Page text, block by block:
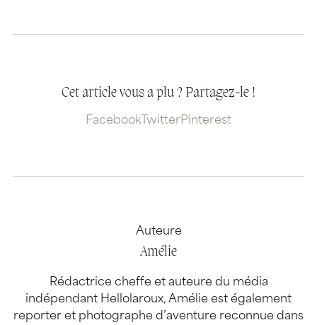
Cet article vous a plu ? Partagez-le !
Facebook TwitterPinterest
Auteure
Amélie
Rédactrice cheffe et auteure du média
indépendant Hellolaroux, Amélie est également
reporter et photographe d’aventure reconnue dans